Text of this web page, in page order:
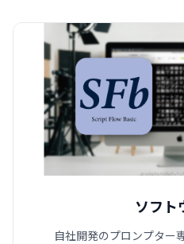
ソフト
自社開発のプロンプタ